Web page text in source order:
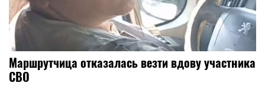
Маршрутчица отказалась везти вдову участника
СВО